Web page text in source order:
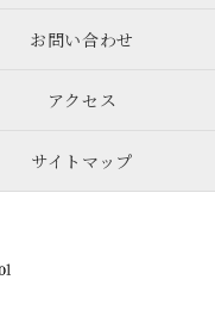
お問い合わせ
アクセス
サイトマップ